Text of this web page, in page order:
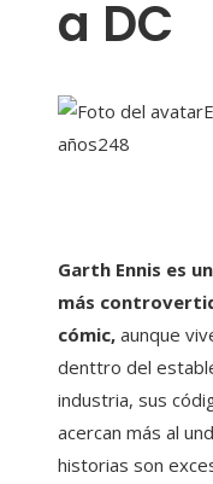
a DC
años248
Garth Ennis es
más
cómic, aunque
denttro del
industria, sus
acercan más al
historias son